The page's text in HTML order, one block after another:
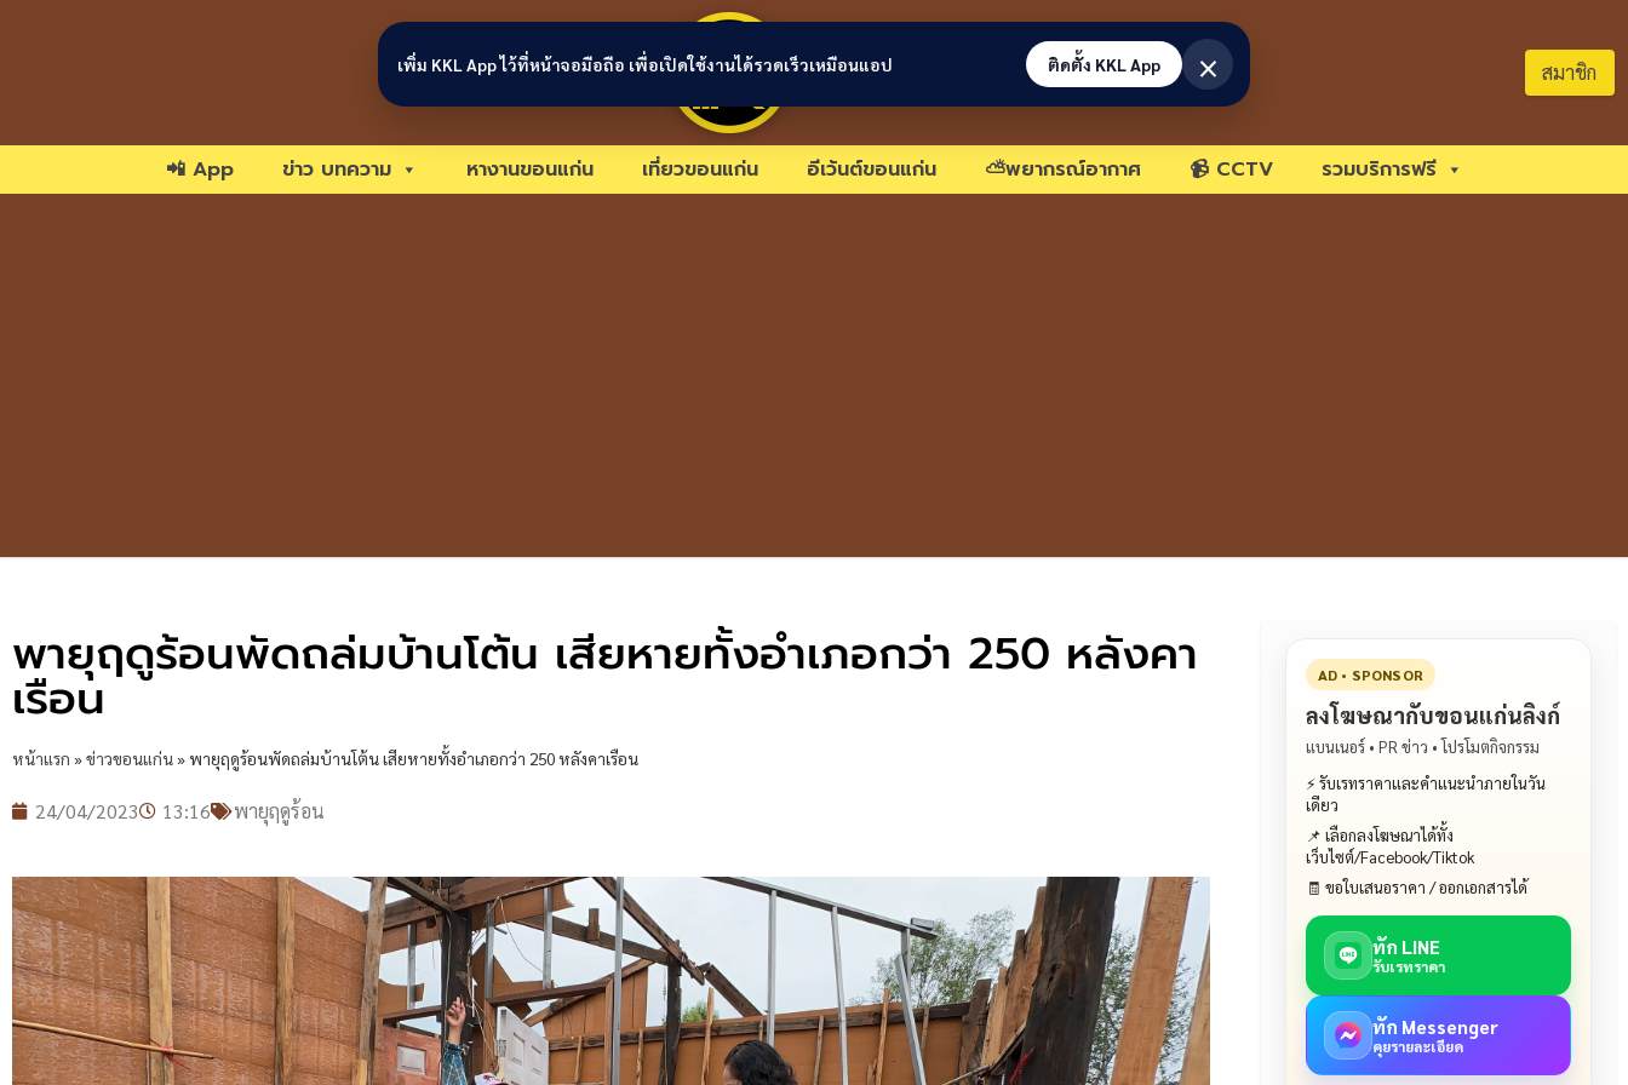
ขอนแก่นลิงก์ สมาชิก
📲 App ข่าว บทความ หางานขอนแก่น เที่ยวขอนแก่น อีเว้นต์ขอนแก่น ⛅พยากรณ์อากาศ 📹 CCTV รวมบริการฟรี
พายุฤดูร้อนพัดถล่มบ้านโต้น เสียหายทั้งอำเภอกว่า 250 หลังคา
เรือน
หน้าแรก »ข่าวขอนแก่น» พายุฤดูร้อนพัดถล่มบ้านโต้น เสียหายทั้งอำเภอกว่า 250 หลังคาเรือน
24/04/2023 13:16 พายุฤดูร้อน
AD • SPONSOR
ลงโฆษณากับขอนแก่นลิงก์
แบนเนอร์ • PR ข่าว • โปรโมตกิจกรรม
⚡ รับเรทราคาและคำแนะนำภายในวัน
เดียว
📌 เลือกลงโฆษณาได้ทั้ง
เว็บไซต์/Facebook/Tiktok
🧾 ขอใบเสนอราคา / ออกเอกสารได้
ทัก LINE
รับเรทราคา
ทัก Messenger
คุยรายละเอียด
เพิ่ม KKL App ไว้ที่หน้าจอมือถือ เพื่อเปิดใช้งานได้รวดเร็วเหมือนแอป ติดตั้ง KKL App ×